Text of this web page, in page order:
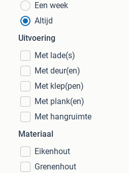
Een week
Altijd
Uitvoering
Met lade(s)
Met deur(en)
Met klep(pen)
Met plank(en)
Met hangruimte
Materiaal
Eikenhout
Grenenhout